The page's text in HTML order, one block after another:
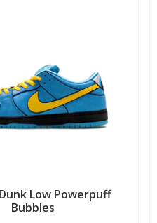
Low Powerpuff
Bubbles